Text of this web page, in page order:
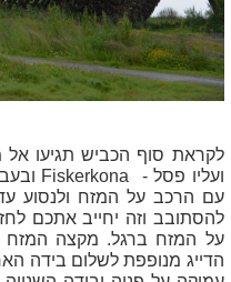
לקראת סוף הכביש תגיעו
ועליו פסל - Fiskerkona
עם הרכב על המזח ולנסוע
להסתובב וזה יחייב אתכם
על המזח ברגל. מקצה
הדייג מנופפת לשלום בידה